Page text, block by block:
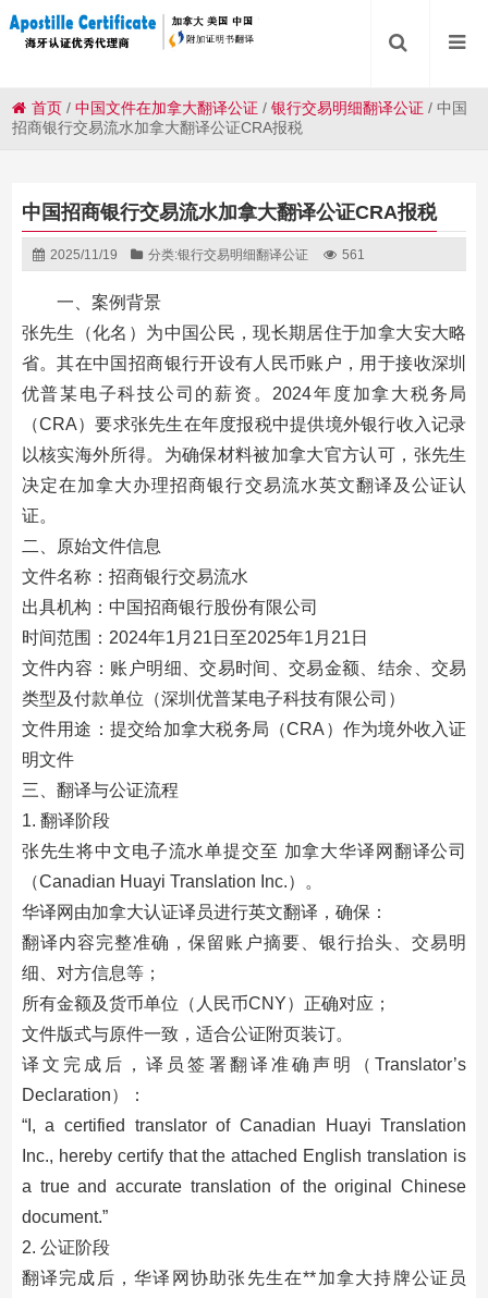
首页 /中国文件在加拿大翻译公证 /银行交易明细翻译公证 /中国
招商银行交易流水加拿大翻译公证CRA报税
中国招商银行交易流水加拿大翻译公证CRA报税
2025/11/19 分类:银行交易明细翻译公证 561
一、案例背景
张先生（化名）为中国公民，现长期居住于加拿大安大略
省。其在中国招商银行开设有人民币账户，用于接收深圳
优普某电子科技公司的薪资。2024年度加拿大税务局
（CRA）要求张先生在年度报税中提供境外银行收入记录
以核实海外所得。为确保材料被加拿大官方认可，张先生
决定在加拿大办理招商银行交易流水英文翻译及公证认
证。
二、原始文件信息
文件名称：招商银行交易流水
出具机构：中国招商银行股份有限公司
时间范围：2024年1月21日至2025年1月21日
文件内容：账户明细、交易时间、交易金额、结余、交易
类型及付款单位（深圳优普某电子科技有限公司）
文件用途：提交给加拿大税务局（CRA）作为境外收入证
明文件
三、翻译与公证流程
1. 翻译阶段
张先生将中文电子流水单提交至 加拿大华译网翻译公司
（Canadian Huayi Translation Inc.）。
华译网由加拿大认证译员进行英文翻译，确保：
翻译内容完整准确，保留账户摘要、银行抬头、交易明
细、对方信息等；
所有金额及货币单位（人民币CNY）正确对应；
文件版式与原件一致，适合公证附页装订。
译文完成后，译员签署翻译准确声明（Translator’s
Declaration）：
“I, a certified translator of Canadian Huayi Translation
Inc., hereby certify that the attached English translation is
a true and accurate translation of the original Chinese
document.”
2. 公证阶段
翻译完成后，华译网协助张先生在**加拿大持牌公证员